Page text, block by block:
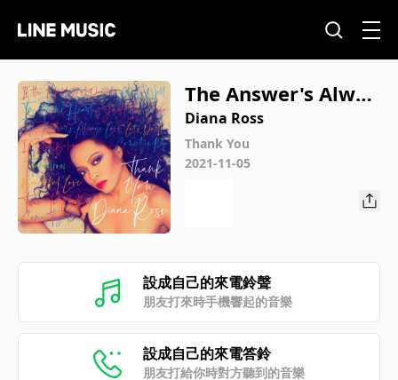
The Answer's Alway
s Love
Diana Ross
Thank You
2021-11-05
設成自己的來電鈴聲
朋友打來時手機響起的音樂
設成自己的來電答鈴
朋友打給你時對方聽到的音樂